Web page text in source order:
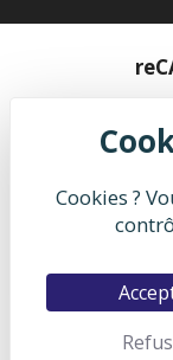
Cookies ?
Les APIs
En autorisant
lecture de